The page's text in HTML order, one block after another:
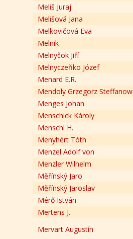
Meliš Juraj
Melišová Jana
Melkovičová Eva
Melnik
Melnyčok Jiří
Melnyczeňko Józef
Menard E.R.
Mendoly Grzegorz Steffanow
Menges Johan
Menschick Károly
Menschl H.
Menyhért Tóth
Menzel Adolf von
Menzler Wilhelm
Měřínský Jaro
Měřínský Jaroslav
Mérő István
Mertens J.
Mervart Augustín